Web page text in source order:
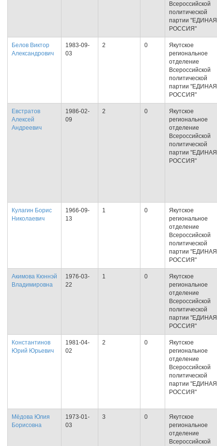
Всероссийской
политической
партии "ЕДИНАЯ
РОССИЯ"
Белов Виктор
Александрович
1983-09-
03
2 0
Якутское
региональное
отделение
Всероссийской
политической
партии "ЕДИНАЯ
РОССИЯ"
Евстратов
Алексей
Андреевич
1986-02-
09
2 0
Якутское
региональное
отделение
Всероссийской
политической
партии "ЕДИНАЯ
РОССИЯ"
Кулагин Борис
Николаевич
1966-09-
13
1 0
Якутское
региональное
отделение
Всероссийской
политической
партии "ЕДИНАЯ
РОССИЯ"
Акимова Кюннэй
Владимировна
1976-03-
22
1 0
Якутское
региональное
отделение
Всероссийской
политической
партии "ЕДИНАЯ
РОССИЯ"
Константинов
Юрий Юрьевич
1981-04-
02
2 0
Якутское
региональное
отделение
Всероссийской
политической
партии "ЕДИНАЯ
РОССИЯ"
Мёдова Юлия
Борисовна
1973-01-
03
3 0
Якутское
региональное
отделение
Всероссийской